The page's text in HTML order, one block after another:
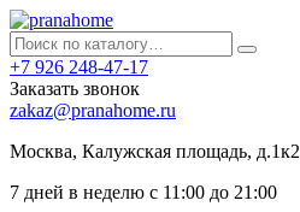
+7 926 248-47-17
Заказать звонок
zakaz@pranahome.ru
Москва, Калужская площадь, д.1к2
7 дней в неделю с 11:00 до 21:00